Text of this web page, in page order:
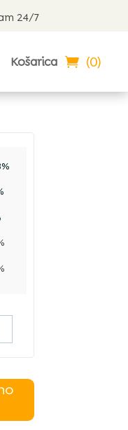
24/7
Košarica (0)